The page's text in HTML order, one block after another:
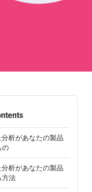
析があなたの製品
の
析があなたの製品
方法